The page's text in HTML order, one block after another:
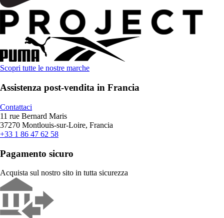
Scopri tutte le nostre marche
Assistenza post-vendita in Francia
Contattaci
11 rue Bernard Maris
37270 Montlouis-sur-Loire, Francia
+33 1 86 47 62 58
Pagamento sicuro
Acquista sul nostro sito in tutta sicurezza